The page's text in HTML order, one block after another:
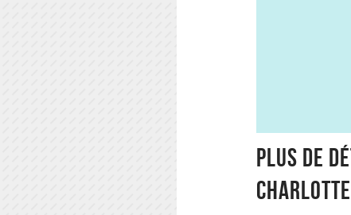
Plus de